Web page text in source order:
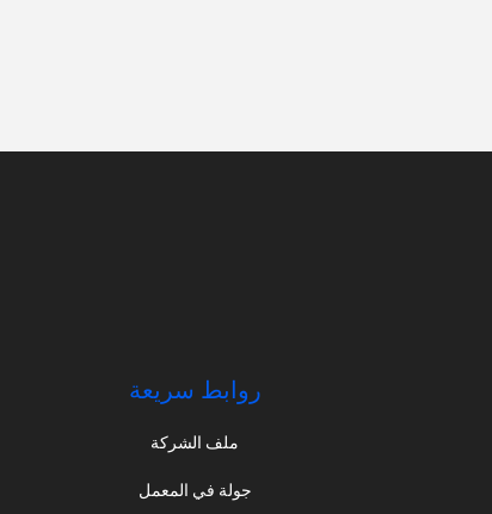
روابط سريعة
ملف الشركة
جولة في المعمل